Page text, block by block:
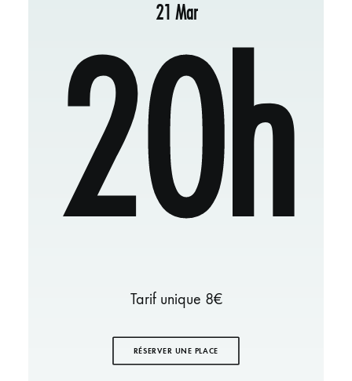
21 Mar
20h
Tarif unique 8€
RÉSERVER UNE PLACE